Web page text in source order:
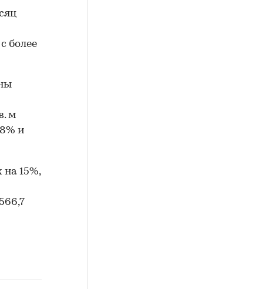
более
м
и
15%,